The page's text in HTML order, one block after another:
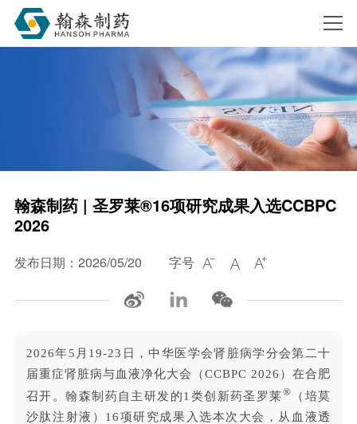
翰森制药 | 圣罗莱®16项研究成果入选CCBPC
2026
发布日期：2026/05/20 字号   
2026年5月19-23日，中华医学会肾脏病学分会第二十
届重症肾脏病与血液净化大会（CCBPC 2026）在合肥
召开。翰森制药自主研发的1类创新药圣罗莱®
（培莫
沙肽注射液）16项研究成果 入选本次大会，从血液透